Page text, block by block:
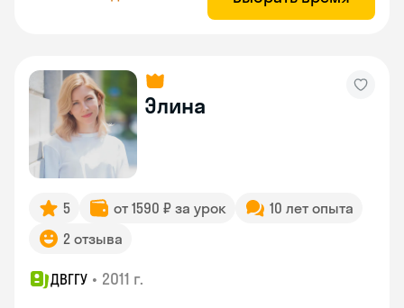
Элина
5 от 1590 ₽ за урок
10 лет опыта
2 отзыва
ДВГГУ • 2011 г.